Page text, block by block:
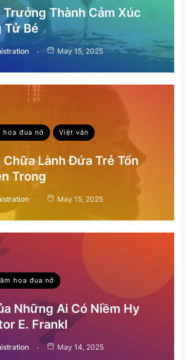
Trưởng Thành Cảm Xúc
Tử Bé
May 15, 2025
hoa đua nở Việt văn
Chữa Lành Đứa Trẻ Tổn
Trong
May 15, 2025
hoa đua nở
Những Ai Có Niềm Hy
E. Frankl
May 14, 2025